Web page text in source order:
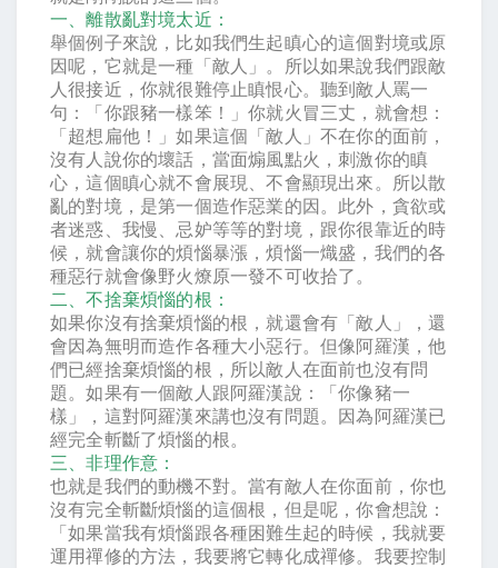
一、離散亂對境太近：
舉個例子來說，比如我們生起瞋心的這個對境或原
因呢，它就是一種「敵人」。所以如果說我們跟敵
人很接近，你就很難停止瞋恨心。聽到敵人罵一
句：「你跟豬一樣笨！」你就火冒三丈，就會想：
「超想扁他！」如果這個「敵人」不在你的面前，
沒有人說你的壞話，當面煽風點火，刺激你的瞋
心，這個瞋心就不會展現、不會顯現出來。所以散
亂的對境，是第一個造作惡業的因。此外，貪欲或
者迷惑、我慢、忌妒等等的對境，跟你很靠近的時
候，就會讓你的煩惱暴漲，煩惱一熾盛，我們的各
種惡行就會像野火燎原一發不可收拾了。
二、不捨棄煩惱的根：
如果你沒有捨棄煩惱的根，就還會有「敵人」，還
會因為無明而造作各種大小惡行。但像阿羅漢，他
們已經捨棄煩惱的根，所以敵人在面前也沒有問
題。如果有一個敵人跟阿羅漢說：「你像豬一
樣」，這對阿羅漢來講也沒有問題。因為阿羅漢已
經完全斬斷了煩惱的根。
三、非理作意：
也就是我們的動機不對。當有敵人在你面前，你也
沒有完全斬斷煩惱的這個根，但是呢，你會想說：
「如果當我有煩惱跟各種困難生起的時候，我就要
運用禪修的方法，我要將它轉化成禪修。我要控制